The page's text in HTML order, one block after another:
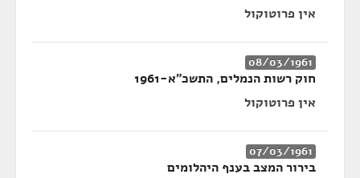
אין פרוטוקול
08/03/1961
חוק רשות הנמלים, התשכ"א-1961
אין פרוטוקול
07/03/1961
בירור המצב בענף היהלומים